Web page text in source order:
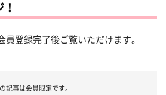
登録完了後ご覧いただけます。
記事は会員限定です。